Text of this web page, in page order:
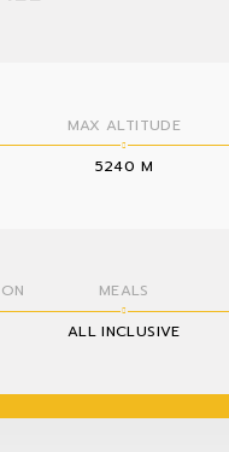
MAX ALTITUDE
5240 M
MEALS
ALL INCLUSIVE